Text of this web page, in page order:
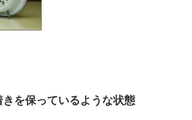
を保っているような状態